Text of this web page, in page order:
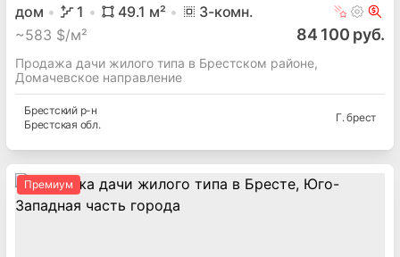
дом 1 49.1 м² 3-комн.
~583 $/м² 84 100 руб.
Продажа дачи жилого типа в Брестском районе,
Домачевское направление
Брестский р-н
Брестская обл.
Г. брест
Премиум